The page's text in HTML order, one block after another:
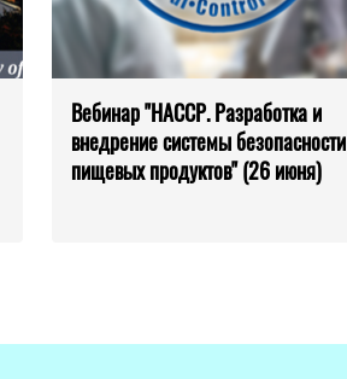
Вебинар "HACCP. Разработка и
внедрение системы безопасности
пищевых продуктов" (26 июня)